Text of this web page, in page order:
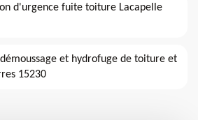
d'urgence fuite toiture Lacapelle
et hydrofuge de toiture et
15230